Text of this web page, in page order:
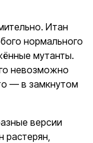
Итан
нормального
мутанты.
невозможно
— в замкнутом
версии
растерян,